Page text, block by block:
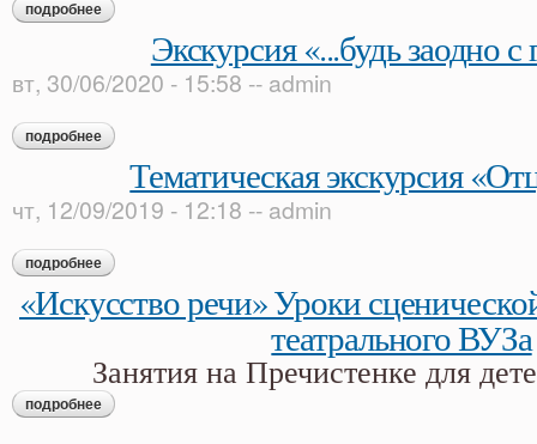
подробнее о экскурсия «в гости к пушкину»
Экскурсия «...будь заодно
вт, 30/06/2020 - 15:58 -- admin
подробнее о экскурсия «...будь заодно с гением!»
Тематическая экскурсия
чт, 12/09/2019 - 12:18 -- admin
подробнее о тематическая экскурсия «отцы и дети»
«Искусство речи» Уроки
театрального ВУЗа
Занятия на Пречистенке для
подробнее о «искусство речи» уроки сценической речи с педагогом